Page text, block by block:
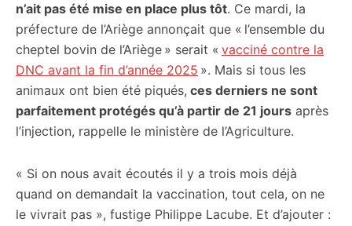
n’ait pas été mise en place plus tôt. Ce mardi, la
préfecture de l’Ariège annonçait que « l’ensemble du
cheptel bovin de l’Ariège » serait « vacciné contre la
DNC avant la fin d’année 2025 ». Mais si tous les
animaux ont bien été piqués, ces derniers ne sont
parfaitement protégés qu’à partir de 21 jours après
l’injection, rappelle le ministère de l’Agriculture.
« Si on nous avait écoutés il y a trois mois déjà
quand on demandait la vaccination, tout cela, on ne
le vivrait pas », fustige Philippe Lacube. Et d’ajouter :